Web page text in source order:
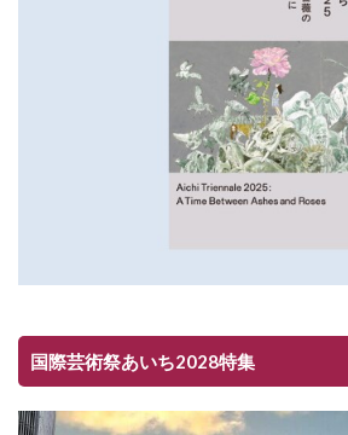
国際芸術祭あいち2028特集